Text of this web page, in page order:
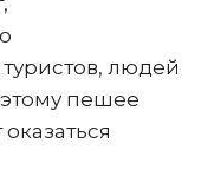
людей
пешее